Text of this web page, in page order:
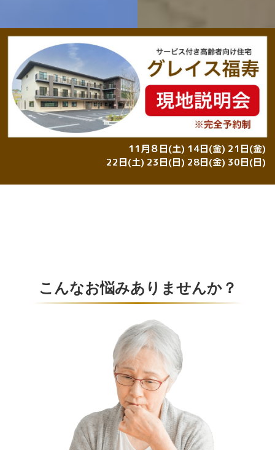
11月８日(土) 14日(金) 21日(金)
22日(土) 23日(日) 28日(金) 30日(日)
こんなお悩みありませんか？